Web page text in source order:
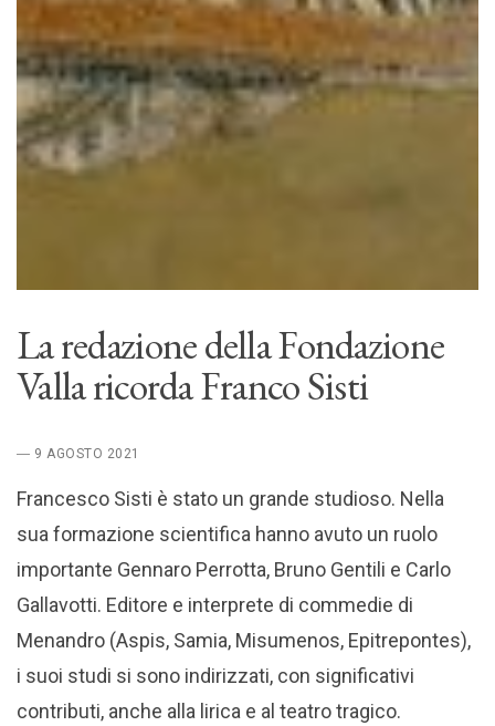
La redazione della Fondazione
Valla ricorda Franco Sisti
― 9 AGOSTO 2021
Francesco Sisti è stato un grande studioso. Nella
sua formazione scientifica hanno avuto un ruolo
importante Gennaro Perrotta, Bruno Gentili e Carlo
Gallavotti. Editore e interprete di commedie di
Menandro (Aspis, Samia, Misumenos, Epitrepontes),
i suoi studi si sono indirizzati, con significativi
contributi, anche alla lirica e al teatro tragico.